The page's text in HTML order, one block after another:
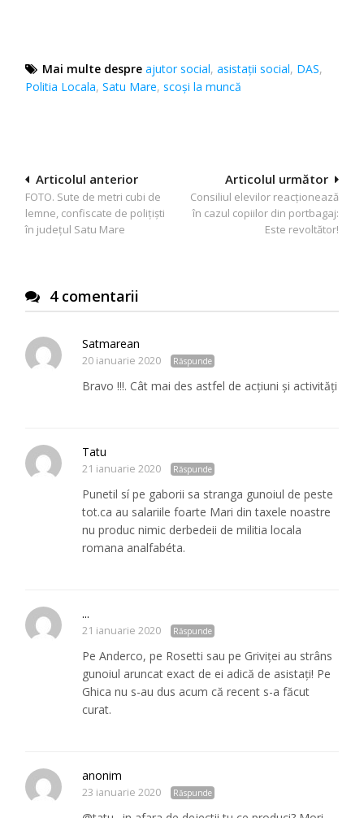
Mai multe despre ajutor social,asistații social, DAS,
Politia Locala,Satu Mare,scoși la muncă
Navigare
în
articole
Articolul următor
Consiliul elevilor reacționează
în cazul copiilor din portbagaj:
Este revoltător!
Articolul anterior
FOTO. Sute de metri cubi de
lemne, confiscate de polițiști
în județul Satu Mare
4 comentarii
Satmarean
20 ianuarie 2020 Răspunde
Bravo !!!. Cât mai des astfel de acțiuni și activități
Tatu
21 ianuarie 2020 Răspunde
Punetil sí pe gaborii sa stranga gunoiul de peste
tot.ca au salariile foarte Mari din taxele noastre
nu produc nimic derbedeii de militia locala
romana analfabéta.
...
21 ianuarie 2020 Răspunde
Pe Anderco, pe Rosetti sau pe Griviței au strâns
gunoiul aruncat exact de ei adică de asistați! Pe
Ghica nu s-au dus acum că recent s-a făcut
curat.
anonim
23 ianuarie 2020 Răspunde